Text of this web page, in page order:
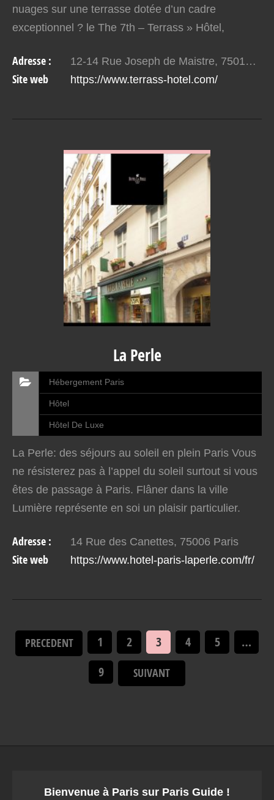
nuages sur une terrasse dotée d’un cadre
exceptionnel ? le The 7th – Terrass » Hôtel,
Terrass » Hôtel…
Adresse : 12-14 Rue Joseph de Maistre, 75018 Paris
Site web https://www.terrass-hotel.com/
La Perle
Hébergement Paris
Hôtel
Hôtel De Luxe
La Perle: des séjours au soleil en plein Paris Vous
ne résisterez pas à l’appel du soleil surtout si vous
êtes de passage à Paris. Flâner dans la ville
Lumière représente en soi un plaisir particulier.
Adresse : 14 Rue des Canettes, 75006 Paris
Site web https://www.hotel-paris-laperle.com/fr/
PRECEDENT 1 2 3 4 5
…
9
SUIVANT
Bienvenue à Paris sur Paris Guide !